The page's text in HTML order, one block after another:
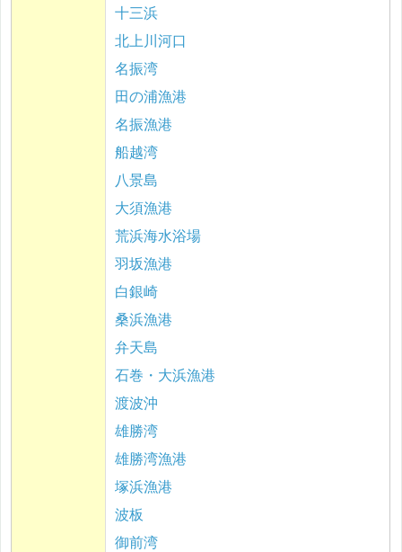
十三浜
北上川河口
名振湾
田の浦漁港
名振漁港
船越湾
八景島
大須漁港
荒浜海水浴場
羽坂漁港
白銀崎
桑浜漁港
弁天島
石巻・大浜漁港
渡波沖
雄勝湾
雄勝湾漁港
塚浜漁港
波板
御前湾